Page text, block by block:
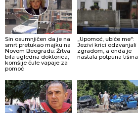
Sin osumnjičen da je na
smrt pretukao majku na
Novom Beogradu: Žrtva
bila ugledna doktorica,
komšije čule vapaje za
pomoć
„Upomoć, ubiće me“:
Jezivi krici odzvanjali
zgradom, a onda je
nastala potpuna tišina